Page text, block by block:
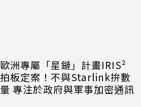
歐洲專屬「星鏈」計畫IRIS²
拍板定案！不與Starlink拚數
量 專注於政府與軍事加密通訊